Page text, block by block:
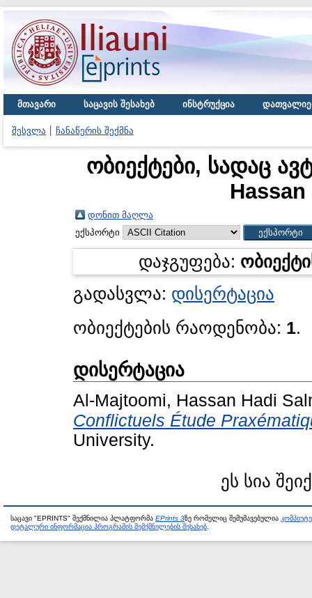
მთავარი საცავის შესახებ ინსტრუქცია
შესვლა ჩანაწერის შექმნა
ობიექტები, სადაც
დონით მაღლა
ექსპორტი
დაჯგუფება:
გადასვლა: დისერტაცია
ობიექტების რაოდენობა: 1.
დისერტაცია
Al-Majtoomi, Hassan Hadi
Conflictuels Étude
University.
ეს სია
საცავი "EPRINTS" შექმნილია პლატფორმა EPrints 3ზე რომელიც შემუშავებულია
დეტალური ინფორმაცია პროგრამის შემქმნელების შესახებ